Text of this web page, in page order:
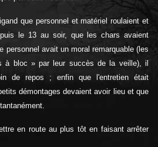
que personnel et matériel roulaient et
le 13 au soir, que les chars avaient
personnel avait un moral remarquable (les
à bloc » par leur succès de la veille), il
de repos ; enfin que l'entretien était
démontages devaient avoir lieu et que
en route au plus tôt en faisant arrêter